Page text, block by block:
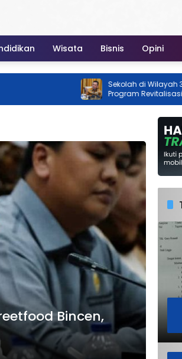
Wisata Bisnis Opini
Sekolah di Wilayah 3T Kepri
Program Revitalisasi
2026
Bincen,